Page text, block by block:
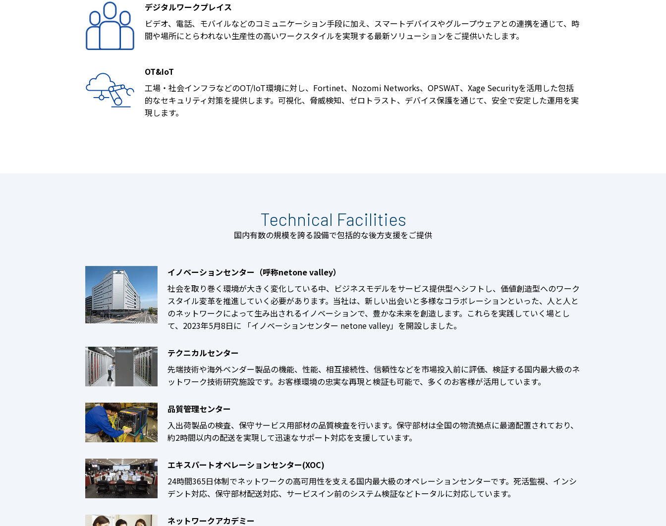
デジタルワークプレイス
ビデオ、電話、モバイルなどのコミュニケーション手段に加え、スマートデバイスやグループウェアとの連携を通じて、時
間や場所にとらわれない生産性の高いワークスタイルを実現する最新ソリューションをご提供いたします。
OT&IoT
工場・社会インフラなどのOT/IoT環境に対し、Fortinet、Nozomi Networks、OPSWAT、Xage Securityを活用した包括
的なセキュリティ対策を提供します。可視化、脅威検知、ゼロトラスト、デバイス保護を通じて、安全で安定した運用を実
現します。
Technical Facilities
国内有数の規模を誇る設備で包括的な後方支援をご提供
イノベーションセンター（呼称netone valley）
社会を取り巻く環境が大きく変化している中、ビジネスモデルをサービス提供型へシフトし、価値創造型へのワーク
スタイル変革を推進していく必要があります。当社は、新しい出会いと多様なコラボレーションといった、人と人と
のネットワークによって生み出されるイノベーションで、豊かな未来を創造します。これらを実践していく場とし
て、2023年5月8日に 「イノベーションセンター netone valley」を開設しました。
テクニカルセンター
先端技術や海外ベンダー製品の機能、性能、相互接続性、信頼性などを市場投入前に評価、検証する国内最大級のネ
ットワーク技術研究施設です。お客様環境の忠実な再現と検証も可能で、多くのお客様が活用しています。
品質管理センター
入出荷製品の検査、保守サービス用部材の品質検査を行います。保守部材は全国の物流拠点に最適配置されており、
約2時間以内の配送を実現して迅速なサポート対応を支援しています。
エキスパートオペレーションセンター(XOC)
24時間365日体制でネットワークの高可用性を支える国内最大級のオペレーションセンターです。死活監視、インシ
デント対応、保守部材配送対応、サービスイン前のシステム検証などトータルに対応しています。
ネットワークアカデミー